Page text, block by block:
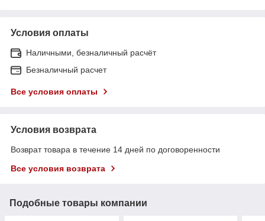
Условия оплаты
Наличными, безналичный расчёт
Безналичный расчет
Все условия оплаты
Условия возврата
Возврат товара в течение 14 дней по договоренности
Все условия возврата
Подобные товары компании